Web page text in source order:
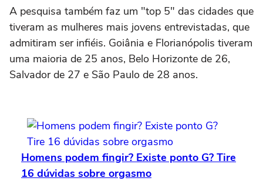
A pesquisa também faz um "top 5" das cidades que
tiveram as mulheres mais jovens entrevistadas, que
admitiram ser infiéis. Goiânia e Florianópolis tiveram
uma maioria de 25 anos, Belo Horizonte de 26,
Salvador de 27 e São Paulo de 28 anos.
Homens podem fingir? Existe ponto G? Tire
16 dúvidas sobre orgasmo